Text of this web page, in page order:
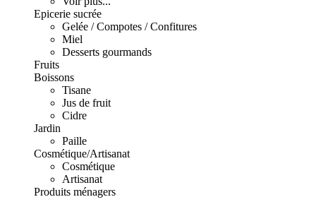
Epicerie sucrée
Gelée / Compotes / Confitures
Miel
Desserts gourmands
Fruits
Boissons
Tisane
Jus de fruit
Cidre
Jardin
Paille
Cosmétique/Artisanat
Cosmétique
Artisanat
Produits ménagers